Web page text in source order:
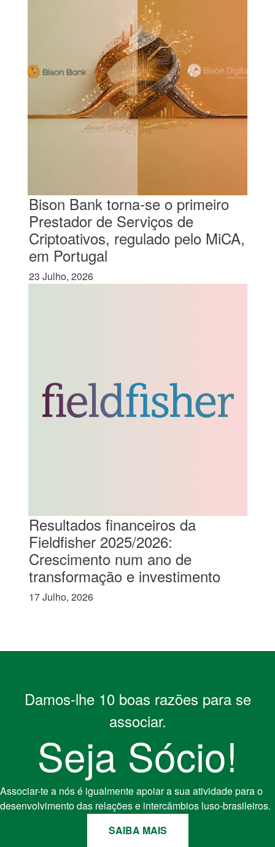
Bison Bank torna-se o primeiro
Prestador de Serviços de
Criptoativos, regulado pelo MiCA,
em Portugal
23 Julho, 2026
Resultados financeiros da
Fieldfisher 2025/2026:
Crescimento num ano de
transformação e investimento
17 Julho, 2026
Damos-lhe 10 boas razões para se
associar.
Seja Sócio!
Associar-te a nós é igualmente apoiar a sua atividade para o
desenvolvimento das relações e intercâmbios luso-brasileiros.
SAIBA MAIS